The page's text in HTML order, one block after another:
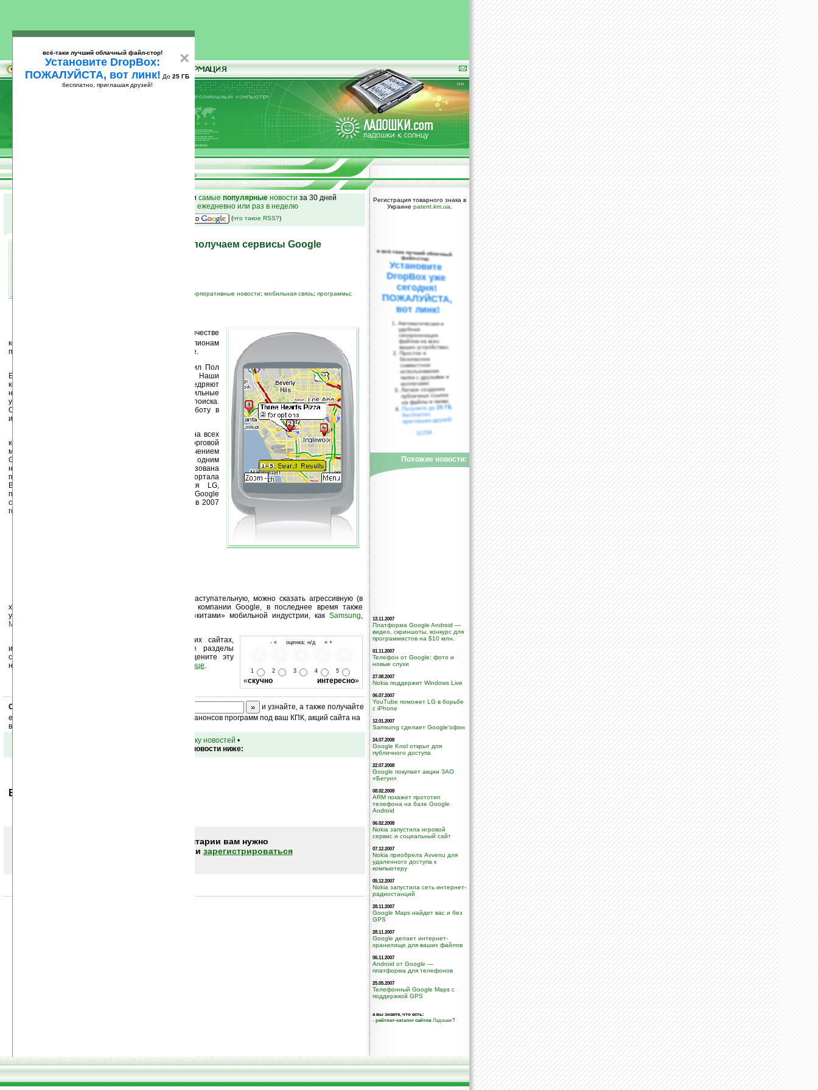
25
и самые популярные новости за 30 дней
на email ежедневно или раз в неделю
(что такое RSS?)
Покупаем телефоны LG, получаем сервисы Google
корпоративные новости; мобильная связь; программы;
а днях подписали договор о сотрудничестве
компаний
, открыв тем самым миллионам
покупателей телефонов LG доступ к сервисам Google.
«Это сотрудничество выгодно всем, — заявил Пол
Бае (Paul Bae), вице-президент компании LG. — Наши
компании расширяют свои сферы влияния, внедряют
новые стандарты, а клиенты получают мобильные
устройства с новыми возможностями интернет-поиска.
Объединение усилий сделает более простой работу в
интернете с мобильного телефона».
Начиная со второго квартала текущего года, на всех
континентах поступят в продажу телефоны с торговой
маркой LG и установленным программным обеспечением
Google. Помимо поиска в интернете, реализуемого одним
нажатием иконки меню, в аппаратах LG будет реализована
поддержка сервисов Google Maps, Gmail и блог-портала
Blogger Mobile. По утверждению представителя LG,
перечень моделей с установленным ПО от Google
согласован и насчитывает более 10 наименований в 2007
году.
В качестве комментария хочется отметить наступательную, можно сказать агрессивную (в
хорошем смысле слова), маркетинговую политику компании Google, в последнее время также
установившей партнерские отношения с такими «китами» мобильной индустрии, как Samsung,
Motorola
- « оценка: н/д » +
1 2 3 4 5
«скучно интересно»
Устанавливайте линк на Ладошки на своих сайтах,
изучайте коммерческую информацию, посещайте разделы
сайта (форум, чат, новости, файлы, прочие). Оцените эту
новость и оставьте свой комментарий
ниже на странице.
Скоро
и узнайте, а также получайте
ежедневный или еженедельный дайджест новостей, анонсов программ под ваш КПК, акций сайта на
ваш почтовый ящик.
вернуться к списку новостей •
Обсуждение этой новости ниже:
Ваше мнение будет первым.
Чтобы писать комментарии вам нужно
или зарегистрироваться
Регистрация товарного знака в
Украине patent.km.ua
×
всё-таки лучший облачный файл-стор!
Установите DropBox:
ПОЖАЛУЙСТА, вот линк! До 25 ГБ
бесплатно, приглашая друзей!
и всё-таки лучший облачный
файл-стор:
Установите
DropBox уже
сегодня!
ПОЖАЛУЙСТА,
вот линк!
Автоматическая и
удобная
синхронизация
файлов на всех
ваших устройствах;
Простое и
безопасное
совместное
использование
папок с друзьями и
коллегами;
Легкое создание
публичных ссылок
на файлы и папки;
Получите до25 ГБ
бесплатно,
приглашая друзей!
11234
Похожие новости:
13.11.2007
Платформа Google Android —
видео, скриншоты, конкурс для
программистов на $10 млн.
01.11.2007
Телефон от Google: фото и
новые слухи
27.08.2007
Nokia поддержит Windows Live
06.07.2007
YouTube поможет LG в борьбе
с iPhone
12.01.2007
Samsung сделает Google'офон
24.07.2008
Google Knol открыт для
публичного доступа
22.07.2008
Google покупает акции ЗАО
«Бегун»
08.02.2008
ARM покажет прототип
телефона на базе Google
Android
06.02.2008
Nokia запустила игровой
сервис и социальный сайт
07.12.2007
Nokia приобрела Avvenu для
удаленного доступа к
компьютеру
05.12.2007
Nokia запустила сеть интернет-
радиостанций
28.11.2007
Google Maps найдет вас и без
GPS
28.11.2007
Google делает интернет-
хранилище для ваших файлов
06.11.2007
Android от Google —
платформа для телефонов
25.05.2007
Телефонный Google Maps с
поддержкой GPS
а вы знаете, что есть:
- рейтинг-каталог сайтов Ладошек?